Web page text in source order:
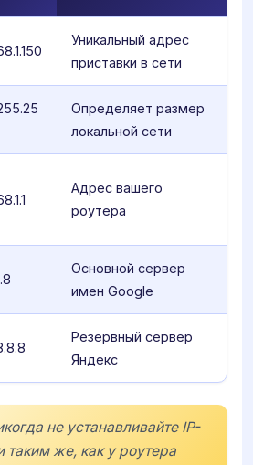
Уникальный адрес
приставки в сети
Определяет размер
локальной сети
Адрес вашего
роутера
Основной сервер
имен Google
Резервный сервер
Яндекс
не устанавливайте IP-
таким же, как у роутера